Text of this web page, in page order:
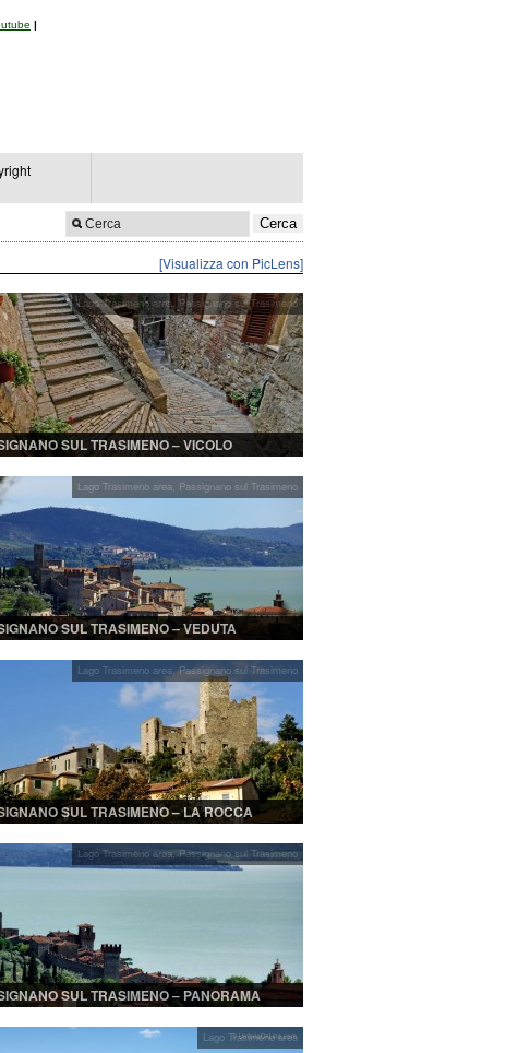
|
[Visualizza con PicLens]
Lago Trasimeno area, Passignano sul Trasimeno
SUL TRASIMENO – VICOLO
Lago Trasimeno area, Passignano sul Trasimeno
SUL TRASIMENO – VEDUTA
Lago Trasimeno area,Passignano sul Trasimeno
SUL TRASIMENO – LA ROCCA
Lago Trasimeno area, Passignano sul Trasimeno
SUL TRASIMENO – PANORAMA
Lago Trasimeno area